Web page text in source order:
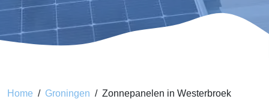
Home Groningen Zonnepanelen in Westerbroek